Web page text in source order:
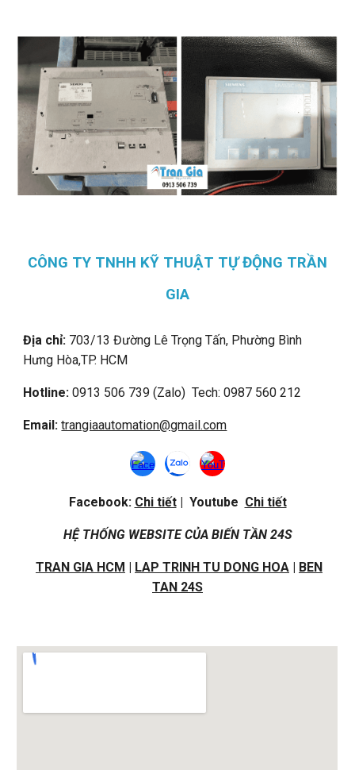
CÔNG TY TNHH KỸ THUẬT TỰ ĐỘNG TRẦN
GIA
Địa chỉ: 703/13 Đường Lê Trọng Tấn, Phường Bình
Hưng Hòa,TP. HCM
Hotline: 0913 506 739 (Zalo) Tech: 0987 560 212
Email:trangiaautomation@gmail.com
Facebook: Chi tiết| Youtube Chi tiết
HỆ THỐNG WEBSITE CỦA BIẾN TẦN 24S
TRAN GIA HCM | LAP TRINH TU DONG HOA | BEN
TAN 24S